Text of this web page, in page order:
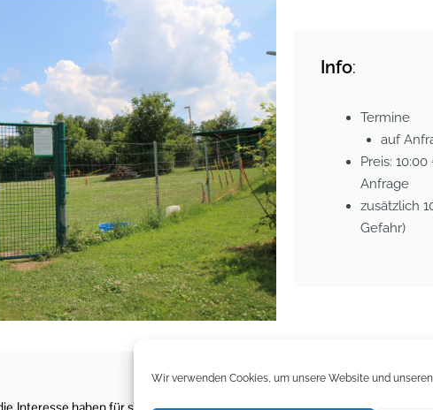
Wir verwenden Cookies, um unsere Website und
Info:
Termine
auf
Preis:
Anfrage
zusätzlich
Gefahr)